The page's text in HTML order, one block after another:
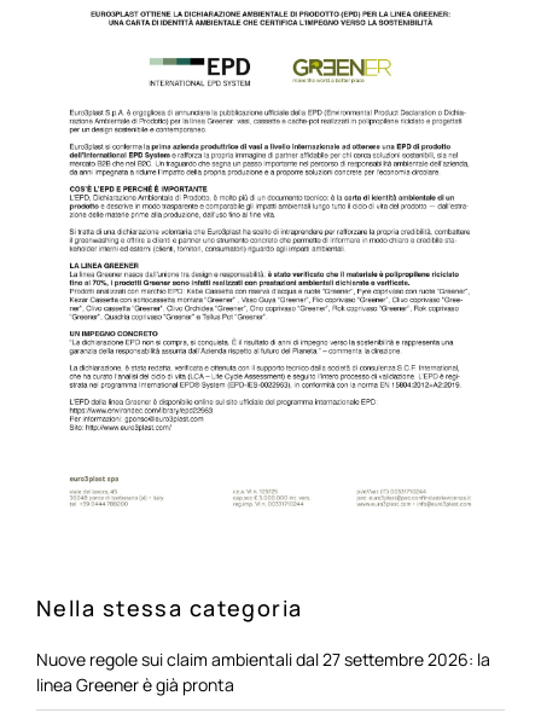
Nella stessa categoria
Nuove regole sui claim ambientali dal 27 settembre 2026: la
linea Greener è già pronta